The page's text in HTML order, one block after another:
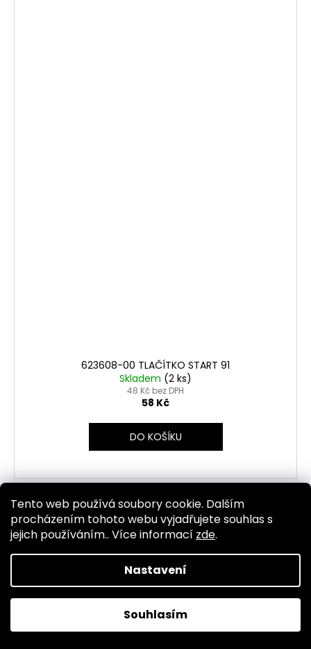
Tento web používá soubory cookie. Dalším
procházením tohoto webu vyjadřujete souhlas s
jejich používáním.. Více informací zde.
Nastavení
Souhlasím
623608-00 TLAČÍTKO START 91
Skladem (2 ks)
48 Kč bez DPH
58 Kč
DO KOŠÍKU